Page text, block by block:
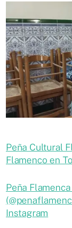
Peña Cultural
Flamenco en
Peña
Instagram